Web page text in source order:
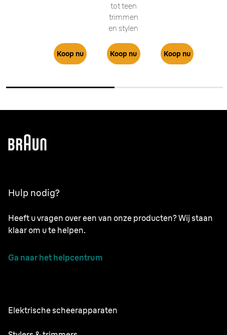
Koop nu
tot teen
trimmen
en stylen
Koop nu Koop nu
Hulp nodig?
Heeft u vragen over een van onze producten? Wij staan
klaar om u te helpen.
Ga naar het helpcentrum
Elektrische scheerapparaten
NEVO